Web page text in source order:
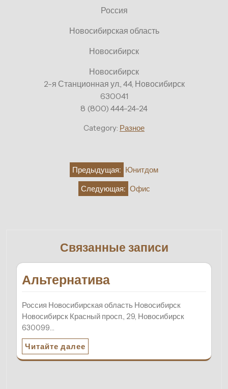
Россия
Новосибирская область
Новосибирск
Новосибирск
2-я Станционная ул., 44, Новосибирск
630041
8 (800) 444-24-24
Category: Разное
НавигацияПредыдущая: Юнитдом
Следующая: Офис
Связанные записи
Альтернатива
Россия Новосибирская область Новосибирск
Новосибирск Красный просп., 29, Новосибирск
630099…
Читайте далее